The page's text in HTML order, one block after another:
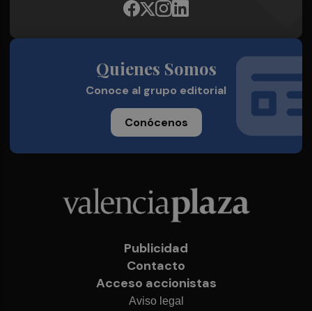
Quienes Somos
Conoce al grupo editorial
Conócenos
Publicidad
Contacto
Acceso accionistas
Aviso legal